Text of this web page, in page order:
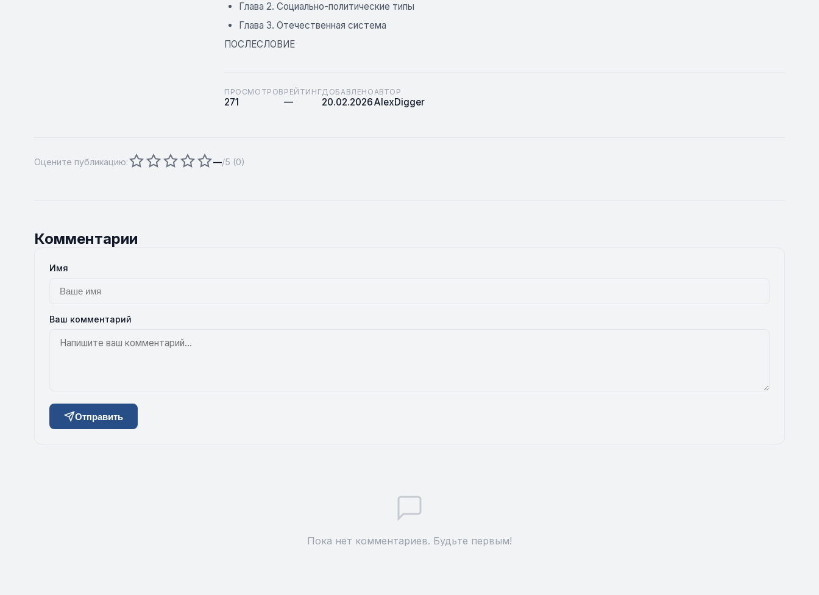
Глава 2. Социально-политические типы
Глава 3. Отечественная система
ПОСЛЕСЛОВИЕ
ПРОСМОТРОВ
271
РЕЙТИНГ
—
ДОБАВЛЕНО
20.02.2026
АВТОР
AlexDigger
Оцените публикацию: —/5 (0)
Комментарии
Имя
Ваш комментарий
Отправить
Пока нет комментариев. Будьте первым!